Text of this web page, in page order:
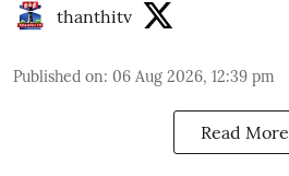
thanthitv
Published on: 06 Aug 2026, 12:39 pm
Read More